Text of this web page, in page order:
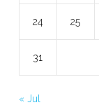
24 25
31
« Jul